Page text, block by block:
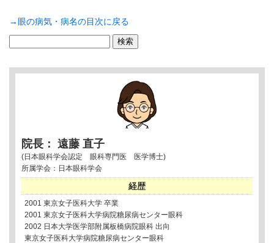
→眼の病気・病名の目次に戻る
院長： 遠藤 直子
(日本眼科学会認定 眼科専門医 医学博士)
所属学会：日本眼科学会
経歴
2001 東京女子医科大学 卒業
2001 東京女子医科大学病院糖尿病センター眼科
2002 日本大学医学部附属板橋病院眼科 出向
東京女子医科大学病院糖尿病センター眼科